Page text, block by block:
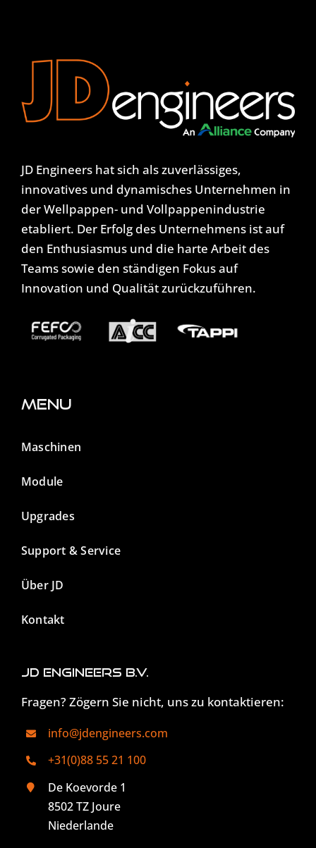
JD Engineers hat sich als zuverlässiges,
innovatives und dynamisches Unternehmen in
der Wellpappen- und Vollpappenindustrie
etabliert. Der Erfolg des Unternehmens ist auf
den Enthusiasmus und die harte Arbeit des
Teams sowie den ständigen Fokus auf
Innovation und Qualität zurückzuführen.
Menu
Maschinen
Module
Upgrades
Support & Service
Über JD
Kontakt
JD Engineers B.V.
Fragen? Zögern Sie nicht, uns zu kontaktieren:
info@jdengineers.com
+31(0)88 55 21 100
De Koevorde 1
8502 TZ Joure
Niederlande